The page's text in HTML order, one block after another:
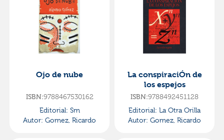
Ojo de nube
ISBN:9788467530162
Editorial: Sm
Autor: Gomez, Ricardo
La conspiraciÓn de
los espejos
ISBN:9788492451128
Editorial: La Otra Orilla
Autor: Gomez, Ricardo